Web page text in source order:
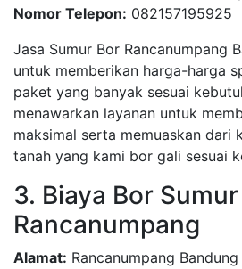
Nomor Telepon: 082157195925
Jasa Sumur Bor Rancanumpang
untuk memberikan harga-harga
paket yang banyak sesuai
menawarkan layanan untuk
maksimal serta memuaskan dari
tanah yang kami bor gali sesuai
3. Biaya Bor
Rancanumpang
Alamat: Rancanumpang Bandung